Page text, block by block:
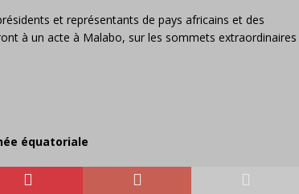
et représentants de pays africains et des
à un acte à Malabo, sur les sommets extraordinaires
équatoriale